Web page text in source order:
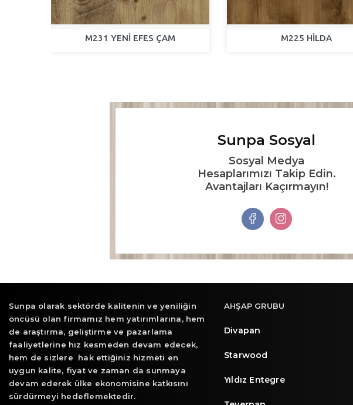
M231 YENİ EFES ÇAM M225 HİLDA
Sunpa Sosyal
Sosyal Medya
Hesaplarımızı Takip Edin.
Avantajları Kaçırmayın!
Sunpa olarak sektörde kalitenin ve yeniliğin
öncüsü olan firmamız hem yatırımlarına, hem
de araştırma, geliştirme ve pazarlama
faaliyetlerine hız kesmeden devam edecek,
hem de sizlere hak ettiğiniz hizmeti en
uygun kalite, fiyat ve zaman da sunmaya
devam ederek ülke ekonomisine katkısını
sürdürmeyi hedeflemektedir.
AHŞAP GRUBU
Divapan
Starwood
Yıldız Entegre